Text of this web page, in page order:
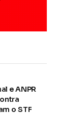
e ANPR
o STF